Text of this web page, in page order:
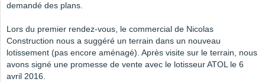
demandé des plans.
Lors du premier rendez-vous, le commercial de Nicolas
Construction nous a suggéré un terrain dans un nouveau
lotissement (pas encore aménagé). Après visite sur le terrain, nous
avons signé une promesse de vente avec le lotisseur ATOL le 6
avril 2016.